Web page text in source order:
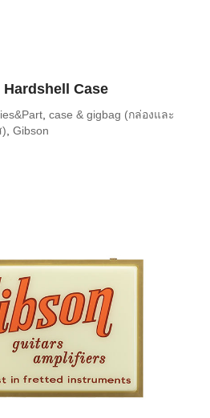
Case
, case & gigbag (กล่องและ
, Gibson